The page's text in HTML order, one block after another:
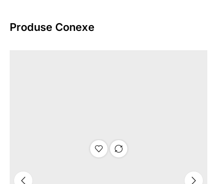
Produse Conexe